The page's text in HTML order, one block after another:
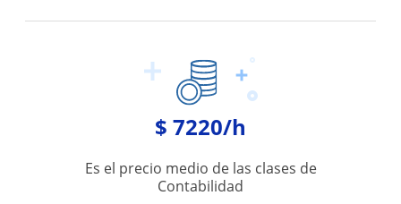
$ 7220/h
Es el precio medio de las clases de
Contabilidad